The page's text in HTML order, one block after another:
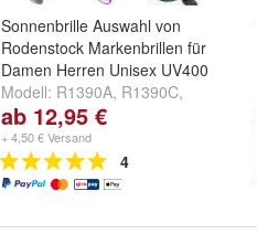
Sonnenbrille Auswahl von
Rodenstock Markenbrillen für
Damen Herren Unisex UV400
Modell: R1390A, R1390C,
R1390D und weitere ...
ab 12,95 €
+ 4,50 € Versand
4